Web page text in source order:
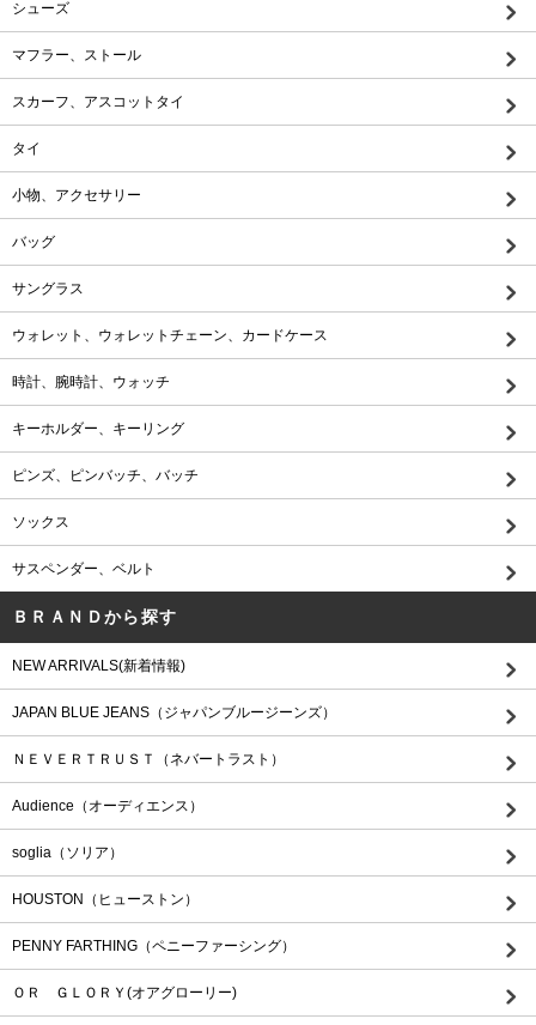
シューズ
マフラー、ストール
スカーフ、アスコットタイ
タイ
小物、アクセサリー
バッグ
サングラス
ウォレット、ウォレットチェーン、カードケース
時計、腕時計、ウォッチ
キーホルダー、キーリング
ピンズ、ピンバッチ、バッチ
ソックス
サスペンダー、ベルト
ＢＲＡＮＤから探す
NEW ARRIVALS(新着情報)
JAPAN BLUE JEANS（ジャパンブルージーンズ）
ＮＥＶＥＲＴＲＵＳＴ（ネバートラスト）
Audience（オーディエンス）
soglia（ソリア）
HOUSTON（ヒューストン）
PENNY FARTHING（ペニーファーシング）
ＯＲ ＧＬＯＲＹ(オアグローリー)